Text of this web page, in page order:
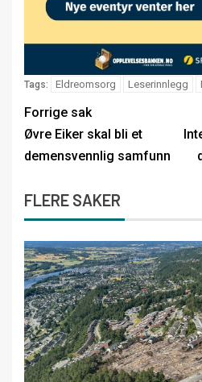
Tags: Eldreomsorg Leserinnlegg
Forrige sak
Øvre Eiker skal bli et
demensvennlig samfunn
FLERE SAKER